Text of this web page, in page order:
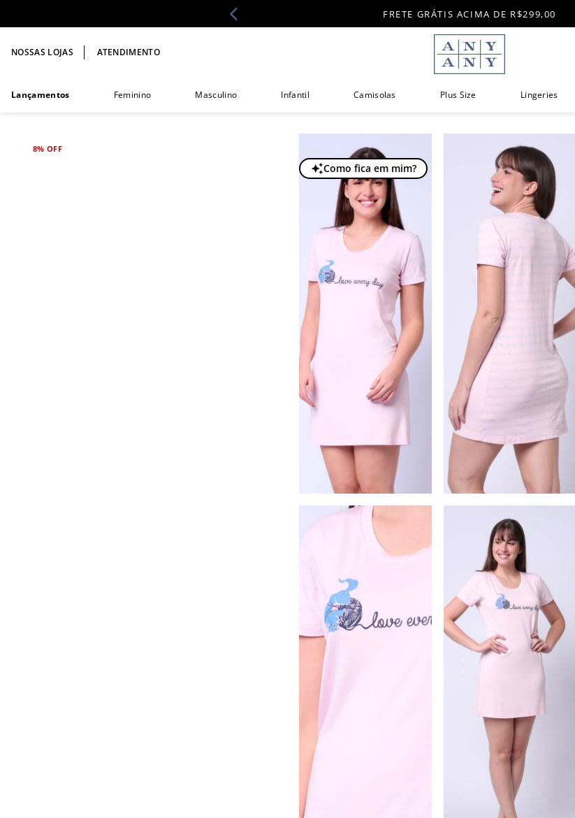
FRETE GRÁTIS ACIMA DE R$299,00
NOSSAS LOJAS ATENDIMENTO
Lançamentos Feminino Masculino Infantil Camisolas Plus Size Lingeries
Como fica em mim?
8% OFF